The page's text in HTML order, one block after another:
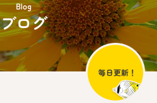
Blog
ブログ